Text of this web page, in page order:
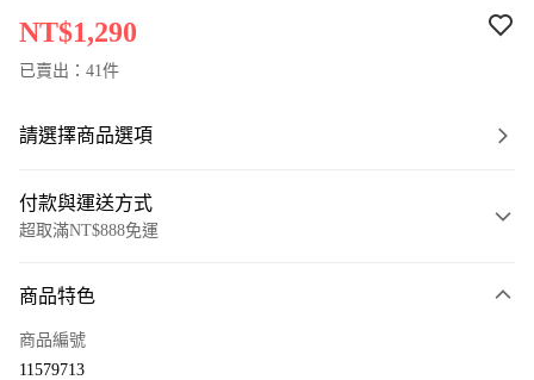
NT$1,290
已賣出：41件
請選擇商品選項
付款與運送方式
超取滿NT$888免運
信用卡一次付款
商品特色
商品編號
11579713